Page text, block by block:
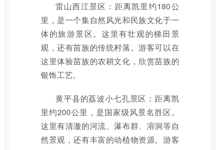
雷山西江景区：距离凯里约180公
里，是一个集自然风光和民族文化于一
体的旅游景区。这里有壮观的梯田景
观，还有苗族的传统村落。游客可以在
这里体验苗族的农耕文化，欣赏苗族的
银饰工艺。
黄平县的荔波小七孔景区：距离凯
里约200公里，是国家级风景名胜区。
这里有清澈的河流、瀑布群、溶洞等自
然景观，还有丰富的动植物资源。游客